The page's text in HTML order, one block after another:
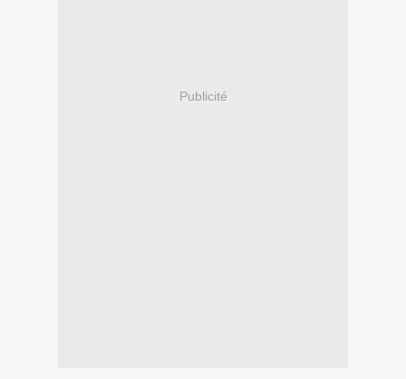
Publicité